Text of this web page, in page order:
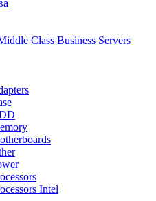
Class Business Servers
Intel